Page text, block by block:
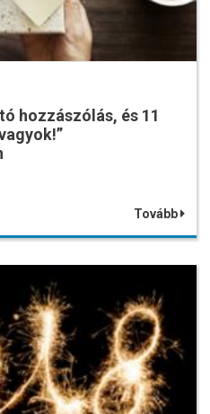
hozzászólás, és 11
Tovább